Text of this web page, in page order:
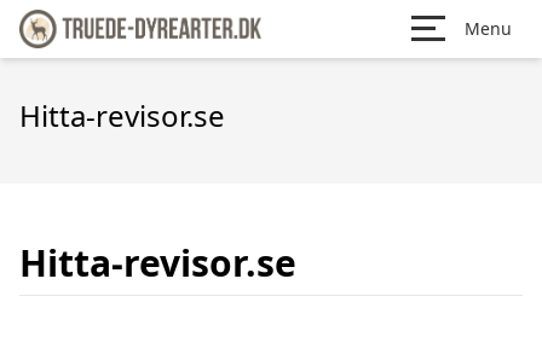
Menu
Hitta-revisor.se
Hitta-revisor.se